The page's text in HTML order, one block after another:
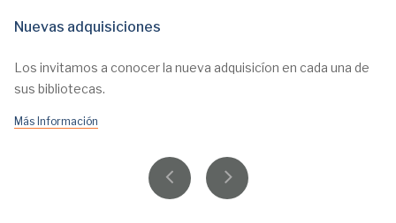
Nuevas adquisiciones
Los invitamos a conocer la nueva adquisicíon en cada una de
sus bibliotecas.
Más Información